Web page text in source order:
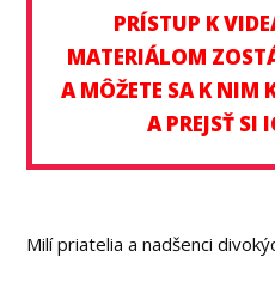
PRÍSTUP K
MATERIÁLOM
A MÔŽETE SA K NIM
A PREJSŤ SI
Milí priatelia a nadšenci